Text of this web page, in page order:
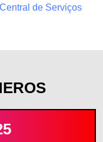
Central de Serviços